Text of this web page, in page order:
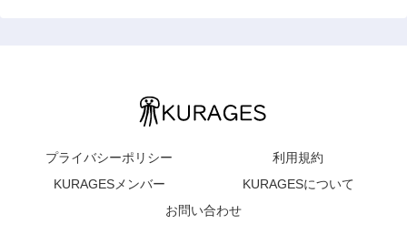
プライバシーポリシー
利用規約
KURAGESメンバー
KURAGESについて
お問い合わせ